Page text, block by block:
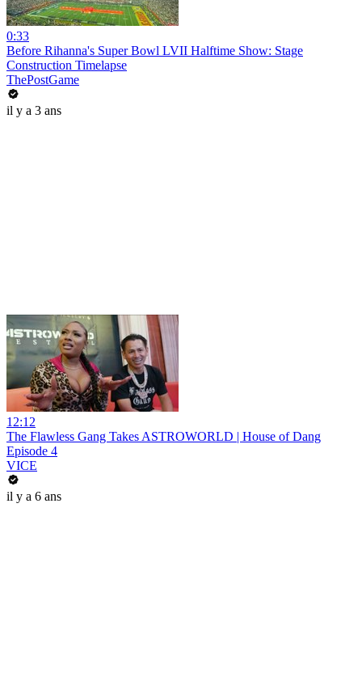
0:33
Before Rihanna's Super Bowl LVII Halftime Show: Stage
Construction Timelapse
ThePostGame
il y a 3 ans
12:12
The Flawless Gang Takes ASTROWORLD | House of Dang
Episode 4
VICE
il y a 6 ans